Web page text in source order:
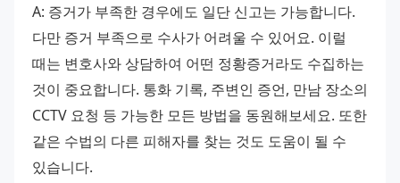
A: 증거가 부족한 경우에도 일단 신고는 가능합니다.
다만 증거 부족으로 수사가 어려울 수 있어요. 이럴
때는 변호사와 상담하여 어떤 정황증거라도 수집하는
것이 중요합니다. 통화 기록, 주변인 증언, 만남 장소의
CCTV 요청 등 가능한 모든 방법을 동원해보세요. 또한
같은 수법의 다른 피해자를 찾는 것도 도움이 될 수
있습니다.